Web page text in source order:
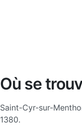
Où se
Saint-Cyr-sur-
1380.